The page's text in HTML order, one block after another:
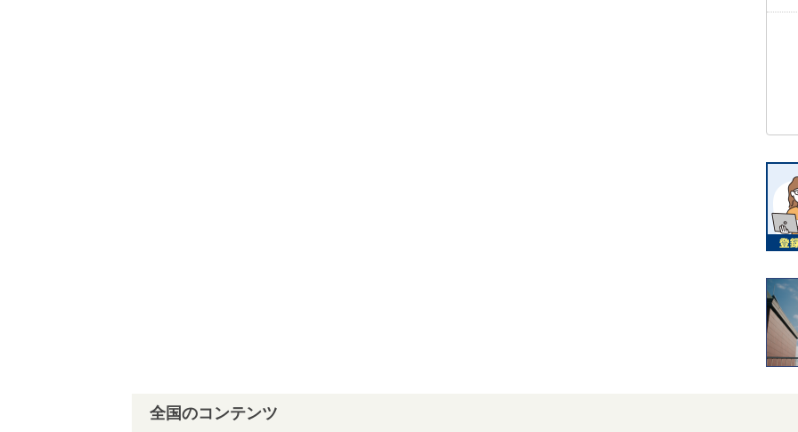
全国のコンテンツ